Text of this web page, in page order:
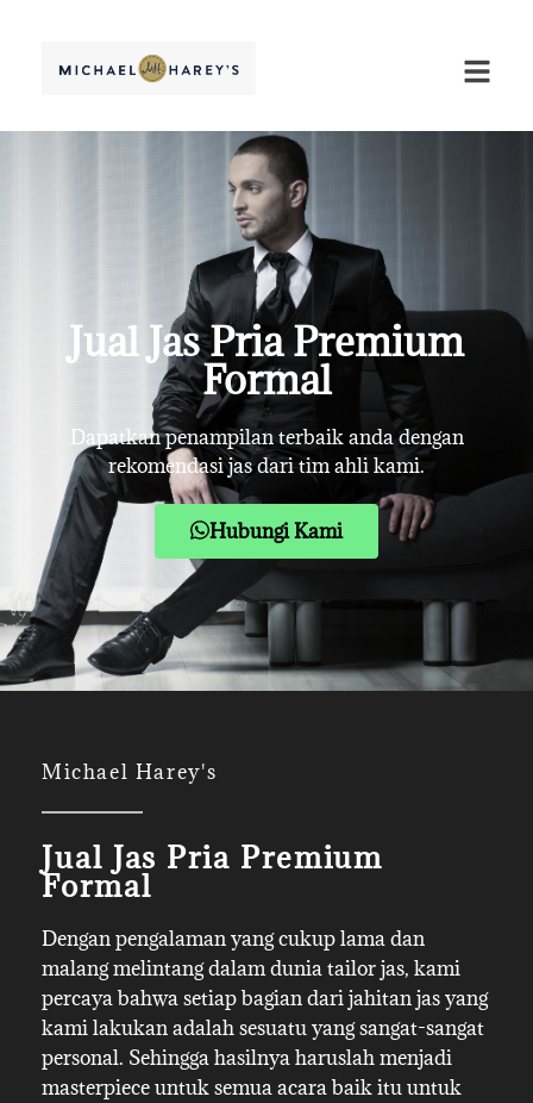
Jual Jas Pria Premium
Formal
Dapatkan penampilan terbaik anda dengan
rekomendasi jas dari tim ahli kami.
Hubungi Kami
Michael Harey's
Jual Jas Pria Premium
Formal
Dengan pengalaman yang cukup lama dan
malang melintang dalam dunia tailor jas, kami
percaya bahwa setiap bagian dari jahitan jas yang
kami lakukan adalah sesuatu yang sangat-sangat
personal. Sehingga hasilnya haruslah menjadi
masterpiece untuk semua acara baik itu untuk